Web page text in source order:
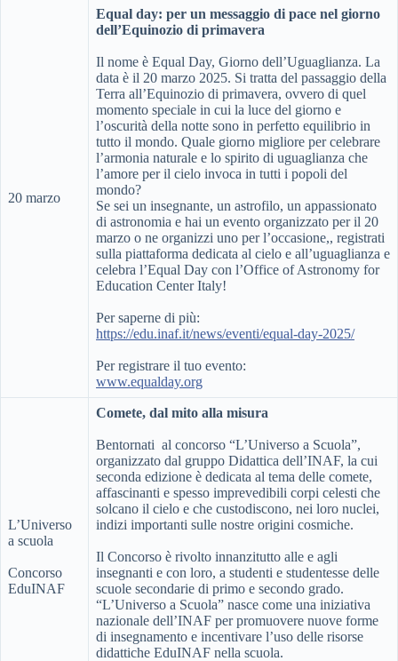
20 marzo
Equal day: per un messaggio di pace nel giorno
dell’Equinozio di primavera
Il nome è Equal Day, Giorno dell’Uguaglianza. La
data è il 20 marzo 2025. Si tratta del passaggio della
Terra all’Equinozio di primavera, ovvero di quel
momento speciale in cui la luce del giorno e
l’oscurità della notte sono in perfetto equilibrio in
tutto il mondo. Quale giorno migliore per celebrare
l’armonia naturale e lo spirito di uguaglianza che
l’amore per il cielo invoca in tutti i popoli del
mondo?
Se sei un insegnante, un astrofilo, un appassionato
di astronomia e hai un evento organizzato per il 20
marzo o ne organizzi uno per l’occasione,, registrati
sulla piattaforma dedicata al cielo e all’uguaglianza e
celebra l’Equal Day con l’Office of Astronomy for
Education Center Italy!
Per saperne di più:
https://edu.inaf.it/news/eventi/equal-day-2025/
Per registrare il tuo evento:
www.equalday.org
L’Universo
a scuola
Concorso
EduINAF
Comete, dal mito alla misura
Bentornati al concorso “L’Universo a Scuola”,
organizzato dal gruppo Didattica dell’INAF, la cui
seconda edizione è dedicata al tema delle comete,
affascinanti e spesso imprevedibili corpi celesti che
solcano il cielo e che custodiscono, nei loro nuclei,
indizi importanti sulle nostre origini cosmiche.
Il Concorso è rivolto innanzitutto alle e agli
insegnanti e con loro, a studenti e studentesse delle
scuole secondarie di primo e secondo grado.
“L’Universo a Scuola” nasce come una iniziativa
nazionale dell’INAF per promuovere nuove forme
di insegnamento e incentivare l’uso delle risorse
didattiche EduINAF nella scuola.